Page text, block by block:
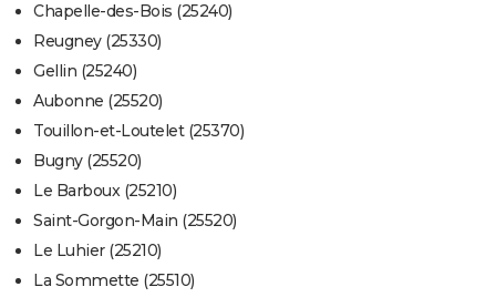
Chapelle-des-Bois (25240)
Reugney (25330)
Gellin (25240)
Aubonne (25520)
Touillon-et-Loutelet (25370)
Bugny (25520)
Le Barboux (25210)
Saint-Gorgon-Main (25520)
Le Luhier (25210)
La Sommette (25510)